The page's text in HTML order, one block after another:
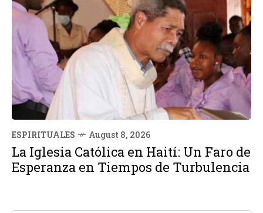
ESPIRITUALES August 8, 2026
La Iglesia Católica en Haití: Un Faro de
Esperanza en Tiempos de Turbulencia